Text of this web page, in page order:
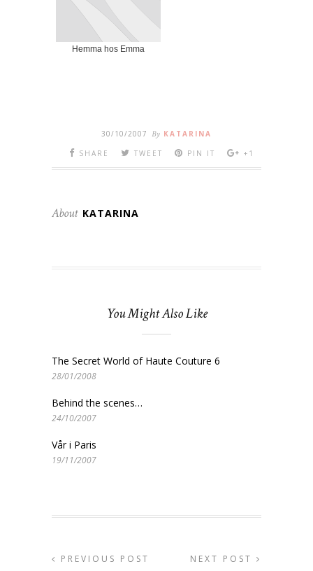
Hemma hos Emma
30/10/2007 By KATARINA
SHARE
TWEET PIN IT +1
About KATARINA
You Might Also Like
The Secret World of Haute Couture 6
28/01/2008
Behind the scenes…
24/10/2007
Vår i Paris
19/11/2007
PREVIOUS POST NEXT POST